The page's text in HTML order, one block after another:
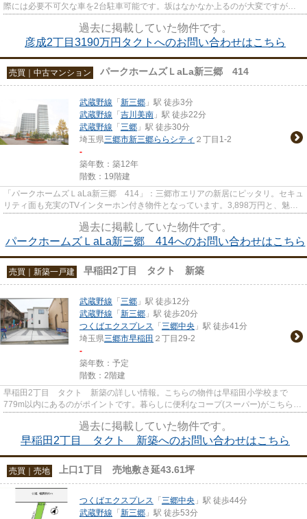
際には必要不可欠な車を2台駐車可能です。坂はなかなか上るのが大変ですが平
過去に掲載していた物件です。
彦成2丁目3190万円タクトへのお問い合わせはこちら
売買｜中古マンション パークホームズＬaLa新三郷 414
武蔵野線 「 新三郷 」駅 徒歩3分
武蔵野線 「 吉川美南 」駅 徒歩22分
武蔵野線 「 三郷 」駅 徒歩30分
埼玉県三郷市新三郷ららシティ ２丁目1-2
-
築年数：築12年
階数：19階建
「パークホームズＬaLa新三郷 414」：三郷市エリアの新居にピッタリ。セキュ
リティ面も充実のTVインターホン付き物件となっています。3,898万円と、魅力
過去に掲載していた物件です。
パークホームズＬaLa新三郷 414へのお問い合わせはこちら
売買｜新築一戸建 早稲田2丁目 タクト 新築
武蔵野線 「 三郷 」駅 徒歩12分
武蔵野線 「 新三郷 」駅 徒歩20分
つくばエクスプレス 「 三郷中央 」駅 徒歩41分
埼玉県三郷市早稲田 ２丁目29-2
-
築年数：予定
階数：2階建
早稲田2丁目 タクト 新築の詳しい情報。こちらの物件は早稲田小学校まで
779m以内にあるのがポイントです。暮らしに便利なコープ(スーパー)がこちらか
過去に掲載していた物件です。
早稲田2丁目 タクト 新築へのお問い合わせはこちら
売買｜売地 上口1丁目 売地敷き延43.61坪
つくばエクスプレス 「 三郷中央 」駅 徒歩44分
武蔵野線 「 新三郷 」駅 徒歩53分